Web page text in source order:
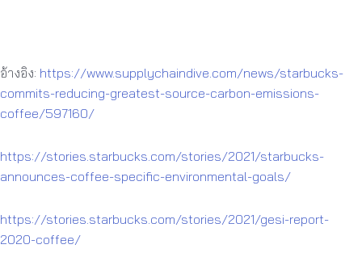
อ้างอิง: https://www.supplychaindive.com/news/starbucks-
commits-reducing-greatest-source-carbon-emissions-
coffee/597160/
https://stories.starbucks.com/stories/2021/starbucks-
announces-coffee-specific-environmental-goals/
https://stories.starbucks.com/stories/2021/gesi-report-
2020-coffee/